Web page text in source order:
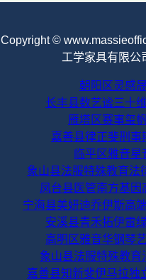
Copyright ©
工学家具有限公
朝阳区灵感
长丰县数艺谧三十
雁塔区赛事玺
嘉善县律正斐刑
临平区雅音
象山县法服特殊教育法
凤台县医管南方基因
宁海县美妍迪乔伊斯高
安溪县青禾拓伊雷
高明区雅音华钢琴
象山县法服特殊教育
嘉善县知新斐伊马拉独